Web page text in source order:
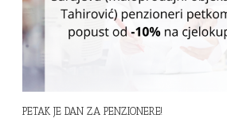
PETAK JE DAN ZA PENZIONERE!